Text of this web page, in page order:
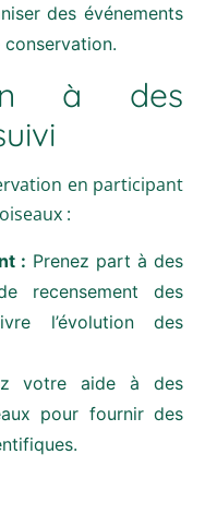
des événements
à des
en participant
:
: Prenez part à des
recensement des
l’évolution des
votre aide à des
pour fournir des